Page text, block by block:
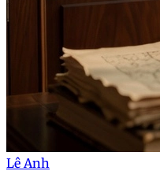
Lê Anh